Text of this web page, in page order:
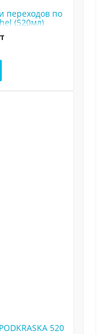
переходов по
(520мл)
520